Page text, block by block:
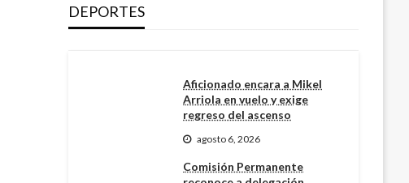
DEPORTES
Aficionado encara a Mikel
Arriola en vuelo y exige
regreso del ascenso
agosto 6, 2026
Comisión Permanente